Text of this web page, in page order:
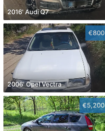
2016' Audi Q7
€800
2006' Opel Vectra
€5,200